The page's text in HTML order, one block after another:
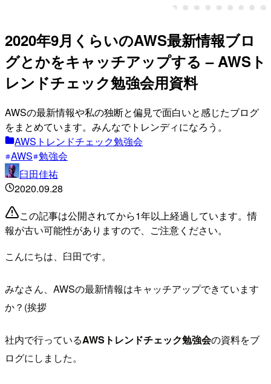
2020年9月くらいのAWS最新情報ブロ
グとかをキャッチアップする – AWSト
レンドチェック勉強会用資料
AWSの最新情報や私の独断と偏見で面白いと感じたブログ
をまとめています。みんなでトレンディになろう。
AWSトレンドチェック勉強会
AWS 勉強会
臼田佳祐
2020.09.28
この記事は公開されてから1年以上経過しています。情
報が古い可能性がありますので、ご注意ください。
こんにちは、臼田です。
みなさん、AWSの最新情報はキャッチアップできています
か？(挨拶
社内で行っているAWSトレンドチェック勉強会の資料をブ
ログにしました。